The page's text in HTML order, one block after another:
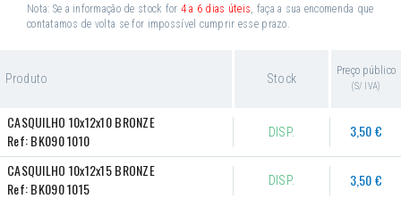
Nota: Se a informação de stock for 4 a 6 dias úteis, faça a sua encomenda que
contatamos de volta se for impossível cumprir esse prazo.
Produto Stock
Preço público
(S/ IVA)
CASQUILHO 10x12x10 BRONZE
Ref:BK090 1010 DISP. 3,50 €
CASQUILHO 10x12x15 BRONZE
Ref:BK090 1015 DISP. 3,50 €